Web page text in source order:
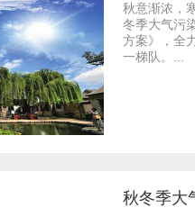
秋意渐浓，
冬季大气污
方案》，全
一梯队。...
秋冬季大